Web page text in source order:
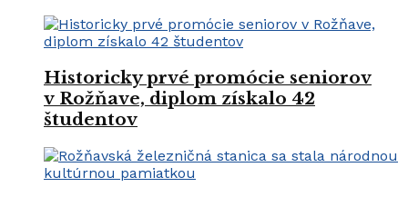
Historicky prvé promócie seniorov
v Rožňave, diplom získalo 42
študentov